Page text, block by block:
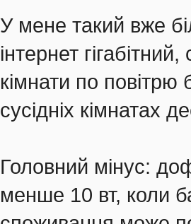
У мене такий вже
інтернет
кімнати по повітрю
сусідніх кімнатах
Головний мінус:
менше 10 вт, коли